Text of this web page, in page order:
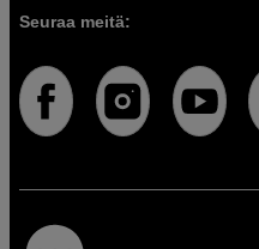
Seuraa meitä: